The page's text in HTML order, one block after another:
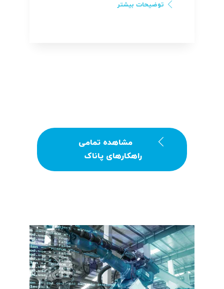
توضیحات بیشتر
مشاهده تمامی
راهکارهای پاناک